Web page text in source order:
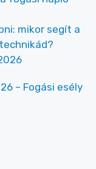
mikor segít a
– Fogási esély